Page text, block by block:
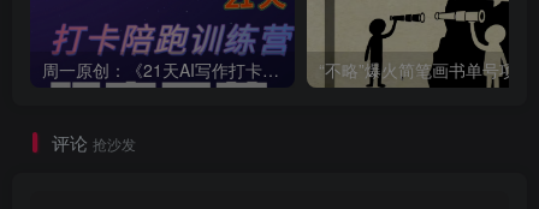
周一原创：《21天AI写作打卡陪跑训练营》全部内容讲解！（网站会员免费学习…）
评论 抢沙发